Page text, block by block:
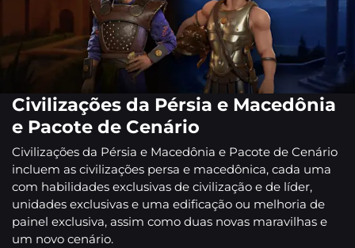
Civilizações da Pérsia e Macedônia
e Pacote de Cenário
Civilizações da Pérsia e Macedônia e Pacote de Cenário
incluem as civilizações persa e macedônica, cada uma
com habilidades exclusivas de civilização e de líder,
unidades exclusivas e uma edificação ou melhoria de
painel exclusiva, assim como duas novas maravilhas e
um novo cenário.